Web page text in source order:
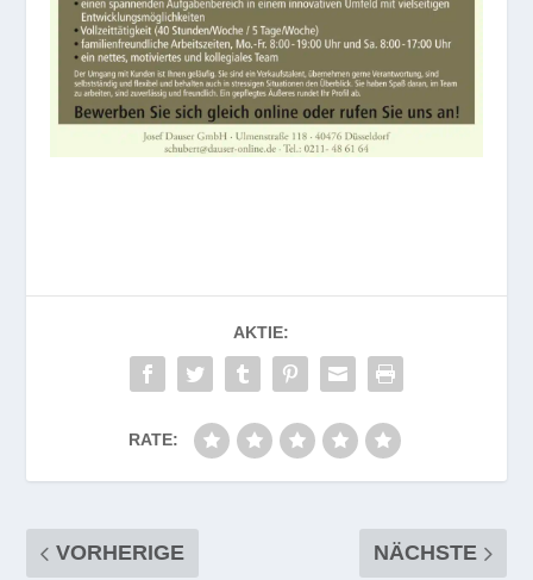
AKTIE:
RATE:
VORHERIGE NÄCHSTE